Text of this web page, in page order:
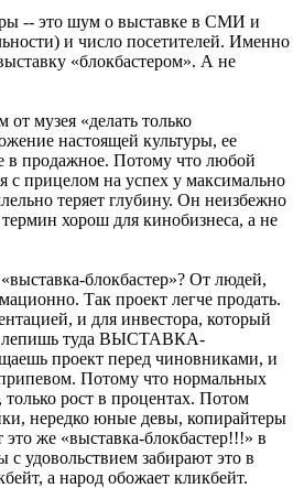
-- это шум о выставке в СМИ и
и число посетителей. Именно
«блокбастером». А не
музея «делать только
настоящей культуры, ее
в продажное. Потому что любой
с прицелом на успех у максимально
теряет глубину. Он неизбежно
хорош для кинобизнеса, а не
блокбастер»? От людей,
Так проект легче продать.
и для инвестора, который
лепишь туда ВЫСТАВКА-
проект перед чиновниками, и
Потому что нормальных
рост в процентах. Потом
нередко юные девы, копирайтеры
это же «выставка-блокбастер!!!» в
удовольствием забирают это в
а народ обожает кликбейт.